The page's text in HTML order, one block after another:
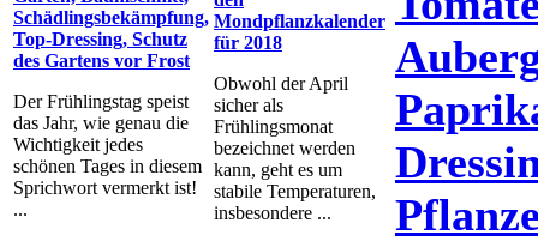
Schädlingsbekämpfung,
Top-Dressing, Schutz
des Gartens vor Frost
Der Frühlingstag speist
das Jahr, wie genau die
Wichtigkeit jedes
schönen Tages in diesem
Sprichwort vermerkt ist!
...
Mondpflanzkalender
für 2018
Obwohl der April
sicher als
Frühlingsmonat
bezeichnet werden
kann, geht es um
stabile Temperaturen,
insbesondere ...